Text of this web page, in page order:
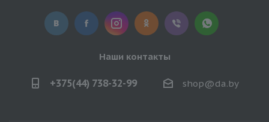
Наши контакты
+375(44) 738-32-99 shop@da.by